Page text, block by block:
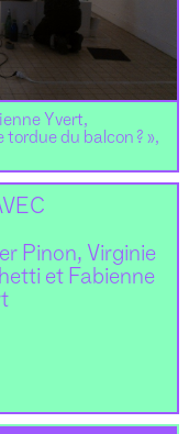
Yvert,
tordue du balcon ? »,
Pinon, Virginie
et Fabienne